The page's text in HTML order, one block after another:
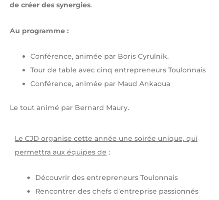
de créer des synergies.
Au programme :
Conférence, animée par Boris Cyrulnik.
Tour de table avec cinq entrepreneurs Toulonnais
Conférence, animée par Maud Ankaoua
Le tout animé par Bernard Maury.
Le CJD organise cette année une soirée unique, qui
permettra aux équipes de :
Découvrir des entrepreneurs Toulonnais
Rencontrer des chefs d’entreprise passionnés